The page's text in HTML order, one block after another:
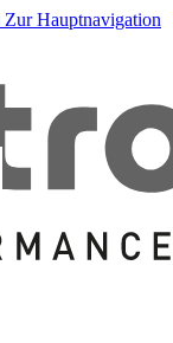
Zur Hauptnavigation